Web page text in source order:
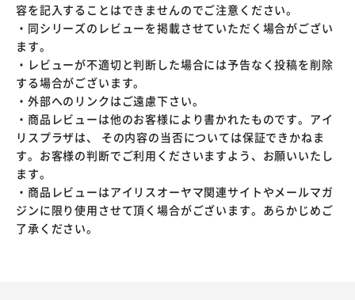
容を記入することはできませんのでご注意ください。
・同シリーズのレビューを掲載させていただく場合がござい
ます。
・レビューが不適切と判断した場合には予告なく投稿を削除
する場合がございます。
・外部へのリンクはご遠慮下さい。
・商品レビューは他のお客様により書かれたものです。アイ
リスプラザは、 その内容の当否については保証できかねま
す。お客様の判断でご利用くださいますよう、お願いいたし
ます。
・商品レビューはアイリスオーヤマ関連サイトやメールマガ
ジンに限り使用させて頂く場合がございます。あらかじめご
了承ください。